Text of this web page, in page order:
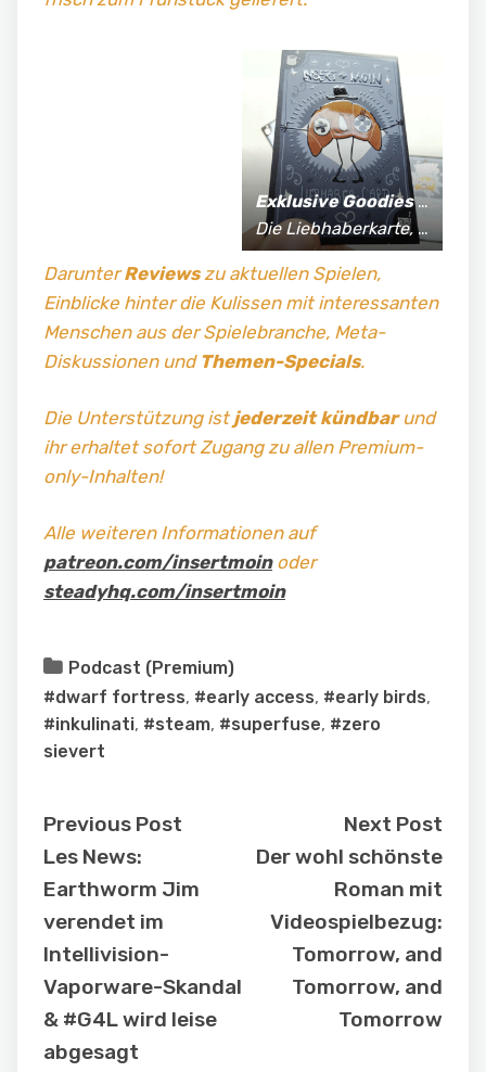
Exklusive Goodiesfür Supporter*innen:
Die Liebhaberkarte, jährlich limitierte Fan-Shirts und vieles mehr!
DarunterReviewszu aktuellen Spielen,
Einblicke hinter die Kulissen mit interessanten
Menschen aus der Spielebranche, Meta-
Diskussionen und Themen-Specials.
Die Unterstützung istjederzeit kündbarund
ihr erhaltet sofort Zugang zu allen Premium-
only-Inhalten!
Alle weiteren Informationen auf
patreon.com/insertmoinoder
steadyhq.com/insertmoin
Podcast (Premium)
#dwarf fortress, #early access, #early birds,
#inkulinati, #steam, #superfuse, #zero
sievert
Previous Post
Les News:
Earthworm Jim
verendet im
Intellivision-
Vaporware-Skandal
& #G4L wird leise
abgesagt
Next Post
Der wohl schönste
Roman mit
Videospielbezug:
Tomorrow, and
Tomorrow, and
Tomorrow